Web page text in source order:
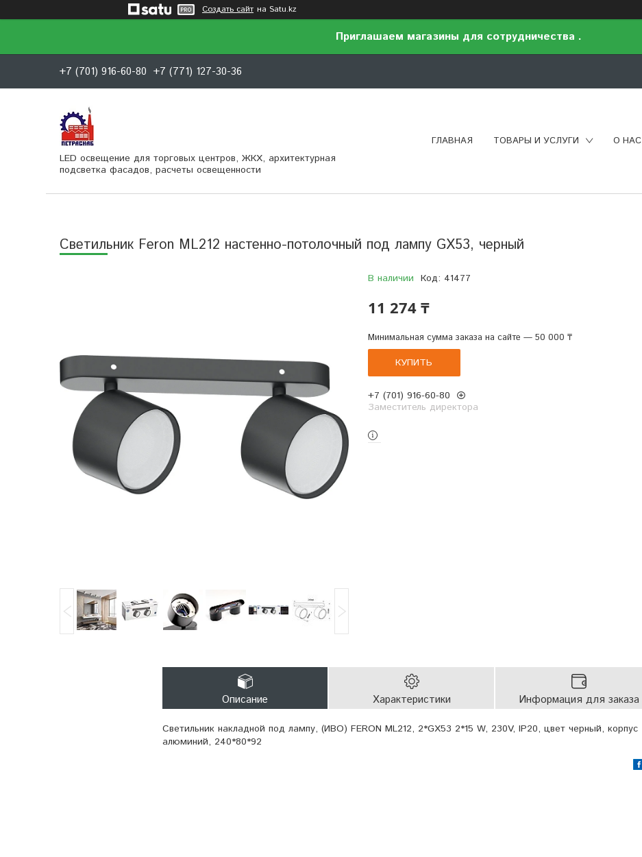
Создать сайт на Satu.kz
Приглашаем магазины для сотрудничества .
+7 (701) 916-60-80 +7 (771) 127-30-36
LED освещение для торговых центров, ЖКХ, архитектурная
подсветка фасадов, расчеты освещенности
ГЛАВНАЯ ТОВАРЫ И УСЛУГИ О НАС
Светильник Feron ML212 настенно-потолочный под лампу GX53, черный
В наличии Код: 41477
11 274 ₸
Минимальная сумма заказа на сайте — 50 000 ₸
КУПИТЬ
+7 (701) 916-60-80
Заместитель директора
Описание Характеристики Информация для заказа
Светильник накладной под лампу, (ИВО) FERON ML212, 2*GX53 2*15 W, 230V, IP20, цвет черный, корпус
алюминий, 240*80*92